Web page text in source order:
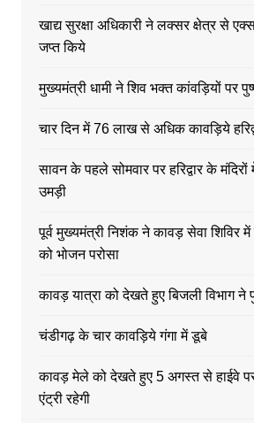
खाद्य सुरक्षा अधिकारी ने लक्सर क्षेत्र से
जप्त किये
मुख्यमंत्री धामी ने शिव भक्त कांवड़ियों पर
चार दिन में 76 लाख से अधिक कावड़िये
सावन के पहले सोमवार पर हरिद्वार के मंदिरों
उमड़ी
पूर्व मुख्यमंत्री निशंक ने कावड़ सेवा शिविर
को भोजन परोसा
कावड़ यात्रा को देखते हुए बिजली विभाग ने
चंडीगढ़ के चार कावड़िये गंगा में डूबे
कावड़ मेले को देखते हुए 5 अगस्त से हाईवे पर
एंट्री रहेगी